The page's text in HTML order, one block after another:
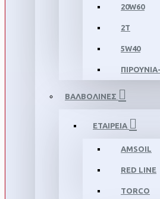
20W60
2T
5W40
ΒΑΛΒΟΛΙΝΕΣ
ΕΤΑΙΡΕΙΑ
AMSOIL
RED LINE
TORCO